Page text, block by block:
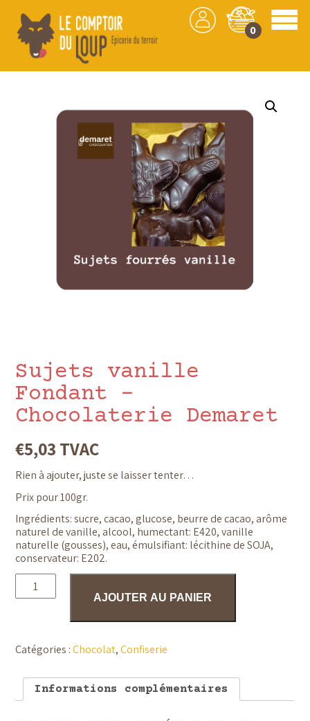
0
Les produits/Chocolat/ Confiserie
/ Sujets
vanille Fondant – Chocolaterie Demaret
Sujets vanille
Fondant –
Chocolaterie Demaret
€5,03 TVAC
Rien à ajouter, juste se laisser tenter…
Prix pour 100gr.
Ingrédients: sucre, cacao, glucose, beurre de cacao, arôme
naturel de vanille, alcool, humectant: E420, vanille
naturelle (gousses), eau, émulsifiant: lécithine deSOJA,
conservateur: E202.
quantité
Sujets
Chocolaterie
Demaret
AJOUTER AU PANIER
Catégories :Chocolat,Confiserie
Informations complémentaires